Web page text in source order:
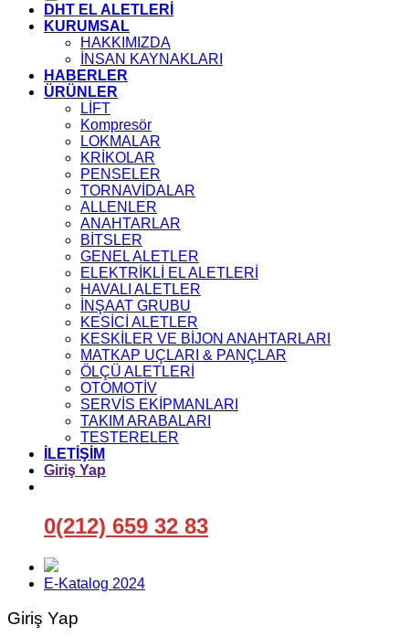
DHT EL ALETLERİ
KURUMSAL
HAKKIMIZDA
İNSAN KAYNAKLARI
HABERLER
ÜRÜNLER
LİFT
Kompresör
LOKMALAR
KRİKOLAR
PENSELER
TORNAVİDALAR
ALLENLER
ANAHTARLAR
BİTSLER
GENEL ALETLER
ELEKTRİKLİ EL ALETLERİ
HAVALI ALETLER
İNŞAAT GRUBU
KESİCİ ALETLER
KESKİLER VE BİJON ANAHTARLARI
MATKAP UÇLARI & PANÇLAR
ÖLÇÜ ALETLERİ
OTOMOTİV
SERVİS EKİPMANLARI
TAKIM ARABALARI
TESTERELER
İLETİŞİM
Giriş Yap
0(212) 659 32 83
E-Katalog 2024
Giriş Yap